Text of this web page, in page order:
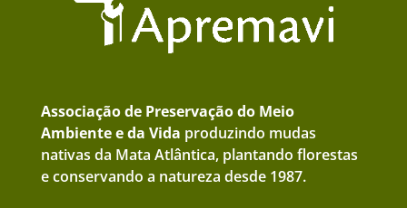
Associação de Preservação do Meio
Ambiente e da Vida produzindo mudas
nativas da Mata Atlântica, plantando florestas
e conservando a natureza desde 1987.